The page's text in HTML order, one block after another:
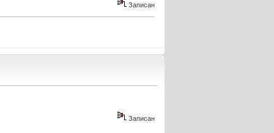
Записан
Записан